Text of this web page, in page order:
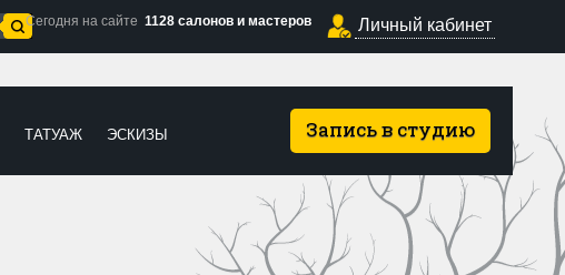
Сегодня на сайте 1128 салонов и мастеров Личный кабинет
Запись в студию
ТАТУАЖ ЭСКИЗЫ